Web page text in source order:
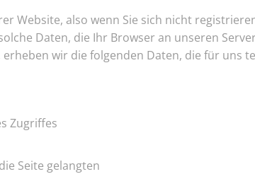
Website, also wenn Sie sich nicht
Daten, die Ihr Browser an unseren
erheben wir die folgenden Daten, die für uns
Zugriffes
Seite gelangten